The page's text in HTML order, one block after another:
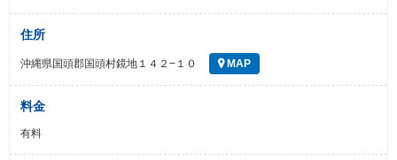
住所
沖縄県国頭郡国頭村鏡地１４２−１０ MAP
料金
有料